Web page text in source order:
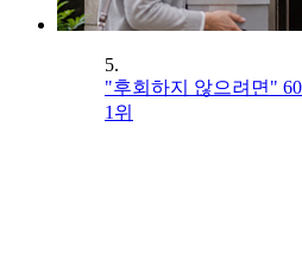
5.
"후회하지 않으려면"
1위